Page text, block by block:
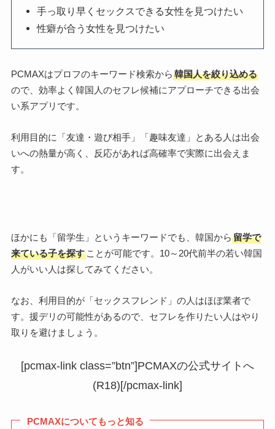
手っ取り早くセックスできる女性を見つけたい
性癖が合う女性を見つけたい
PCMAXはプロフのキーワード検索から 韓国人を絞り込める
ので、効率よく韓国人のセフレ候補にアプローチできる出会
い系アプリです。
利用目的に「友達・遊び相手」「趣味友達」とある人は出会
いへの熱量が高く、反応があれば高確率で実際に出会えま
す。
ほかにも「留学生」というキーワードでも、韓国から 留学で
来ている子を探すことが可能です。10～20代前半の若い韓国
人がいい人は探してみてください。
なお、利用目的が「セックスフレンド」の人はほぼ業者で
す。援デリの可能性があるので、セフレを作りたい人はやり
取りを避けましょう。
[pcmax-link class=”btn”]PCMAXの公式サイトへ
(R18)[/pcmax-link]
PCMAXについてもっと知る